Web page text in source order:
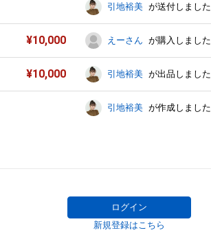
引地裕美 が送付しました
¥10,000 えーさん が購入しました
¥10,000 引地裕美 が出品しました
引地裕美 が作成しました
ログイン
新規登録はこちら